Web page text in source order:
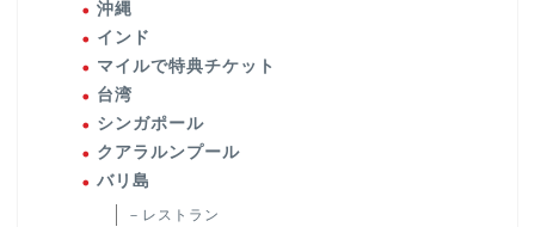
沖縄
インド
マイルで特典チケット
台湾
シンガポール
クアラルンプール
バリ島
－レストラン